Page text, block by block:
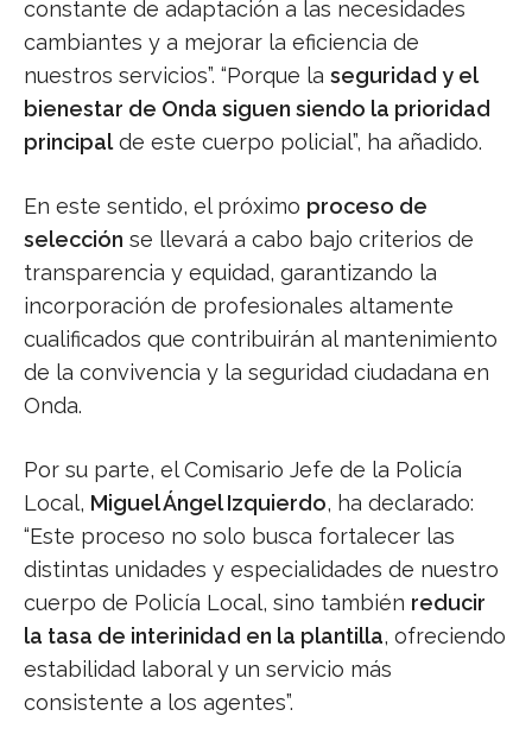
constante de adaptación a las necesidades
cambiantes y a mejorar la eficiencia de
nuestros servicios”. “Porque la seguridad y el
bienestar de Onda siguen siendo la prioridad
principalde este cuerpo policial”, ha añadido.
En este sentido, el próximo proceso de
selección se llevará a cabo bajo criterios de
transparencia y equidad, garantizando la
incorporación de profesionales altamente
cualificados que contribuirán al mantenimiento
de la convivencia y la seguridad ciudadana en
Onda.
Por su parte, el Comisario Jefe de la Policía
Local, Miguel Ángel Izquierdo, ha declarado:
“Este proceso no solo busca fortalecer las
distintas unidades y especialidades de nuestro
cuerpo de Policía Local, sino también reducir
la tasa de interinidad en la plantilla, ofreciendo
estabilidad laboral y un servicio más
consistente a los agentes”.